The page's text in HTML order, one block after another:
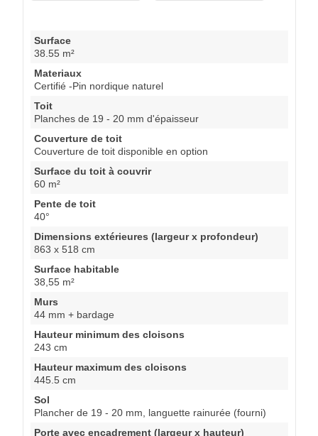
Surface
38.55 m²
Materiaux
Certifié -Pin nordique naturel
Toit
Planches de 19 - 20 mm d'épaisseur
Couverture de toit
Couverture de toit disponible en option
Surface du toit à couvrir
60 m²
Pente de toit
40°
Dimensions extérieures (largeur x profondeur)
863 x 518 cm
Surface habitable
38,55 m²
Murs
44 mm + bardage
Hauteur minimum des cloisons
243 cm
Hauteur maximum des cloisons
445.5 cm
Sol
Plancher de 19 - 20 mm, languette rainurée (fourni)
Porte avec encadrement (largeur x hauteur)